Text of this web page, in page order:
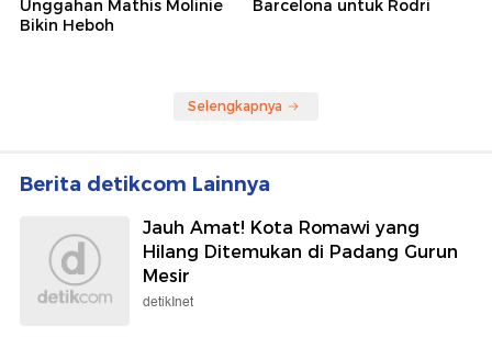
Unggahan Mathis Molinie
Bikin Heboh
Barcelona untuk Rodri
Selengkapnya
Berita detikcom Lainnya
Jauh Amat! Kota Romawi yang
Hilang Ditemukan di Padang Gurun
Mesir
detikInet